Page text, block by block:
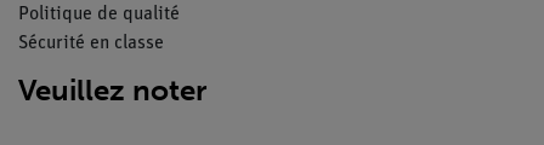
Politique de qualité
Sécurité en classe
Veuillez noter